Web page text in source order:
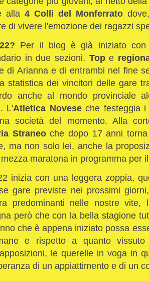
alla 4 Colli del Monferrato
di vivere l'emozione dei ragazzi
Per il blog è già iniziato con
in due sezioni. Tope
di Arianna e di entrambi nel fine
statistica dei vincitori delle gare
anche al mondo provinciale
L'Atletica Noveseche festeggia
società del momento. Alla
Straneoche dopo 17 anni
ma non solo lei, anche la
maratona in programma per
inizia con una leggera zoppia,
gare previste nei prossimi
predominanti nelle nostre
però che con la bella stagione
che è appena iniziato possa
e rispetto a quanto
le querelle in voga in
di un appiattimento e di un